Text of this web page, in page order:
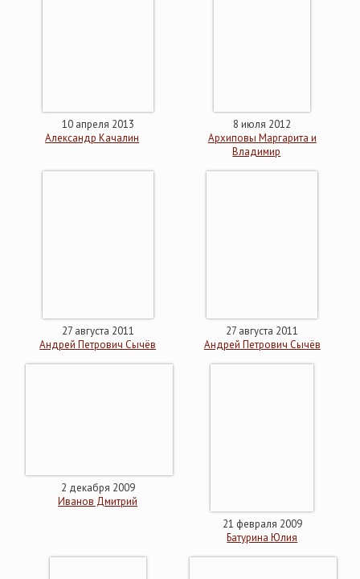
10 апреля 2013
Александр Качалин
8 июля 2012
Архиповы Маргарита и
Владимир
27 августа 2011
Андрей Петрович Сычёв
27 августа 2011
Андрей Петрович Сычёв
2 декабря 2009
Иванов Дмитрий
21 февраля 2009
Батурина Юлия